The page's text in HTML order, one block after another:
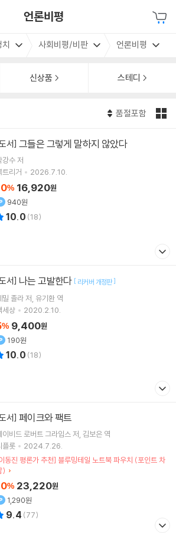
언론비평
사회비평/비판 언론비평
신상품 스테디
품절포함
서] 그들은 그렇게 말하지 않았다
강수저
트리거
2026.7.10.
% 16,920원
940원
10.0 (18)
서] 나는 고발한다 [ 리커버 개정판]
밀 졸라저 유기환 역
세상
2020.2.10.
% 9,400원
190원
10.0 (18)
서] 페이크와 팩트
이비드 로버트 그라임스 저 김보은 역
플롯
2024.7.26.
동진 평론가 추천] 블루밍테일 노트북 파우치 (포인트 차
)
% 23,220원
1,290원
9.4 (77)